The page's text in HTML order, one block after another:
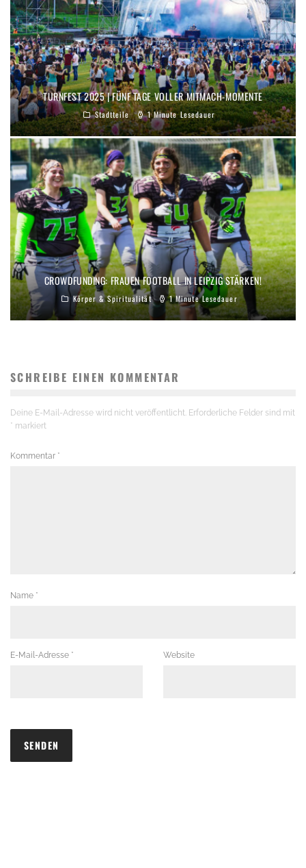
TURNFEST 2025 | FÜNF TAGE VOLLER MITMACH-MOMENTE
Stadtteile 1 Minute Lesedauer
CROWDFUNDING: FRAUEN FOOTBALL IN LEIPZIG STÄRKEN!
Körper & Spiritualität 1 Minute Lesedauer
SCHREIBE EINEN KOMMENTAR
Deine E-Mail-Adresse wird nicht veröffentlicht. Erforderliche Felder sind mit
* markiert
Kommentar *
Name *
E-Mail-Adresse * Website